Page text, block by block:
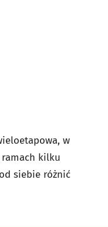
w
ramach kilku
siebie różnić